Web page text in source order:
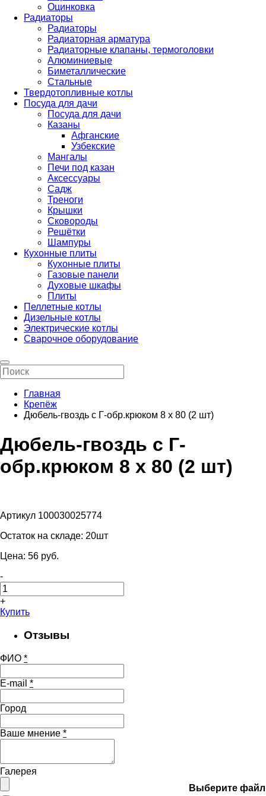
Оцинковка
Радиаторы
Радиаторы
Радиаторная арматура
Радиаторные клапаны, термоголовки
Алюминиевые
Биметаллические
Стальные
Твердотопливные котлы
Посуда для дачи
Посуда для дачи
Казаны
Афганские
Узбекские
Мангалы
Печи под казан
Аксессуары
Садж
Треноги
Крышки
Сковороды
Решётки
Шампуры
Кухонные плиты
Кухонные плиты
Газовые панели
Духовые шкафы
Плиты
Пеллетные котлы
Дизельные котлы
Электрические котлы
Сварочное оборудование
Главная
Крепёж
Дюбель-гвоздь с Г-обр.крюком 8 х 80 (2 шт)
Дюбель-гвоздь с Г-
обр.крюком 8 х 80 (2 шт)
Артикул 100030025774
Остаток на складе: 20шт
Цена: 56 pуб.
-
+
Купить
Отзывы
ФИО *
E-mail *
Город
Ваше мнение *
Галерея
Выберите файл